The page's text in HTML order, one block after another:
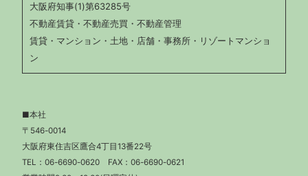
大阪府知事(1)第63285号
不動産賃貸・不動産売買・不動産管理
賃貸・マンション・土地・店舗・事務所・リゾートマンショ
ン
■本社
〒546-0014
大阪府東住吉区鷹合4丁目13番22号
TEL： 06-6690-0620 FAX：06-6690-0621